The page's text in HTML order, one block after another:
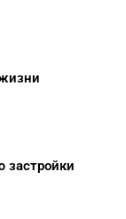
застройки